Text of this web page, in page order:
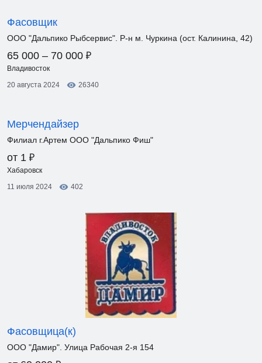
Фасовщик
ООО "Дальпико Рыбсервис". Р-н м. Чуркина (ост. Калинина, 42)
65 000 – 70 000 ₽
Владивосток
20 августа 2024
26340
Мерчендайзер
Филиал г.Артем ООО "Дальпико Фиш"
от 1 ₽
Хабаровск
11 июля 2024
402
Фасовщица(к)
ООО "Дамир". Улица Рабочая 2-я 154